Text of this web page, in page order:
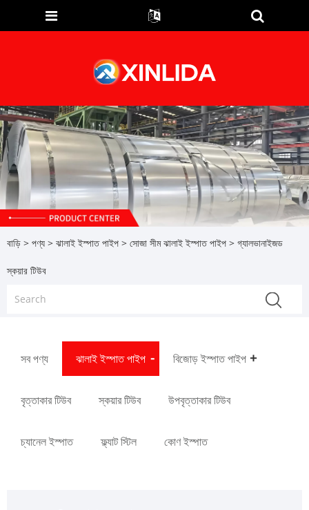
বাড়ি > পণ্য > ঝালাই ইস্পাত পাইপ > সোজা সীম ঝালাই ইস্পাত পাইপ > গ্যালভানাইজড
স্কয়ার টিউব
সব পণ্য ঝালাই ইস্পাত পাইপ বিজোড় ইস্পাত পাইপ
বৃত্তাকার টিউব স্কয়ার টিউব উপবৃত্তাকার টিউব
চ্যানেল ইস্পাত ফ্ল্যাট স্টিল কোণ ইস্পাত